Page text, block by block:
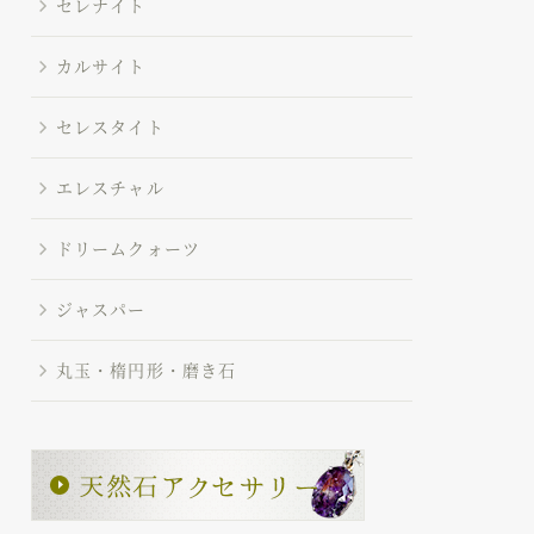
セレナイト
カルサイト
セレスタイト
エレスチャル
ドリームクォーツ
ジャスパー
丸玉・楕円形・磨き石